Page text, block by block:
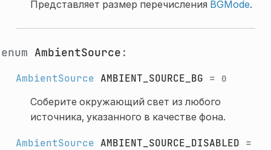
Представляет размер перечисления BGMode.
enum AmbientSource :
AmbientSource AMBIENT_SOURCE_BG = 0
Соберите окружающий свет из любого
источника, указанного в качестве фона.
AmbientSource AMBIENT_SOURCE_DISABLED =